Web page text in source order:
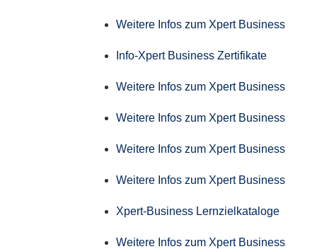
Weitere Infos zum Xpert Business
Info-Xpert Business Zertifikate
Weitere Infos zum Xpert Business
Weitere Infos zum Xpert Business
Weitere Infos zum Xpert Business
Weitere Infos zum Xpert Business
Xpert-Business Lernzielkataloge
Weitere Infos zum Xpert Business